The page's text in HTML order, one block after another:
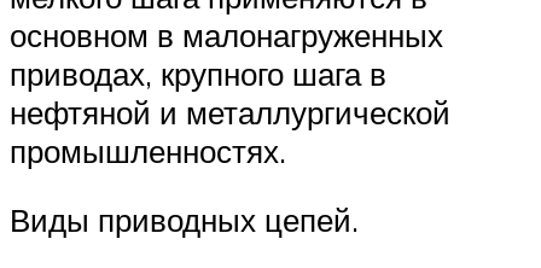
основном в малонагруженных
приводах, крупного шага в
нефтяной и металлургической
промышленностях.
Виды приводных цепей.